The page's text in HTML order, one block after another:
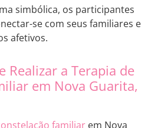
simbólica, os participantes
se com seus familiares e
afetivos.
Realizar a Terapia de
em Nova Guarita,
familiar em Nova